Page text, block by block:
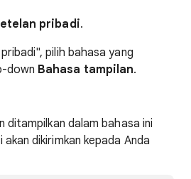
pribadi.
pilih bahasa yang
down Bahasa tampilan.
ditampilkan dalam bahasa ini
akan dikirimkan kepada Anda